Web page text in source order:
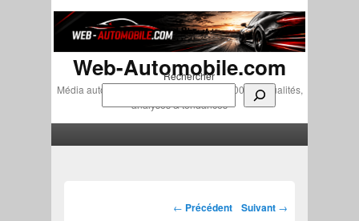
Rechercher
Web-Automobile.com
Média automobile indépendant depuis 2007 • Actualités,
analyses & tendances
Navigation des articles
← Précédent Suivant →